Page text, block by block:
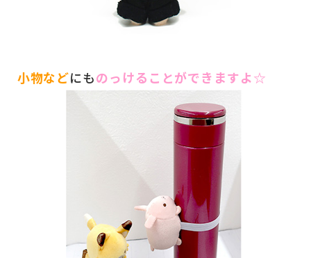
小物などにものっけることができますよ☆